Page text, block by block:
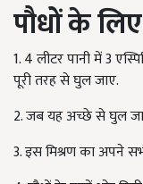
पौधों के
1. 4 लीटर पानी में 3
पूरी तरह से घुल जाए.
2. जब यह अच्छे से घुल
3. इस मिश्रण का अपने